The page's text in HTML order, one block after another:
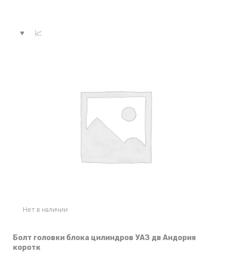
Нет в наличии
Болт головки блока цилиндров УАЗ дв Андория
коротк